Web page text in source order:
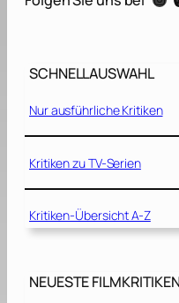
SCHNELLAUSWAHL
Nur ausführliche Kritiken
Kritiken zu TV-Serien
Kritiken-Übersicht A-Z
NEUESTE